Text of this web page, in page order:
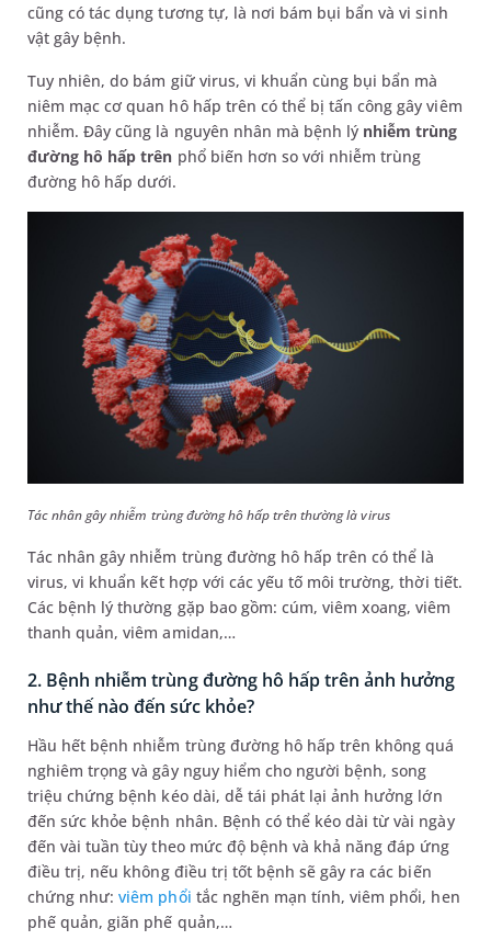
cũng có tác dụng tương tự, là nơi bám bụi bẩn và vi sinh
vật gây bệnh.
Tuy nhiên, do bám giữ virus, vi khuẩn cùng bụi bẩn mà
niêm mạc cơ quan hô hấp trên có thể bị tấn công gây viêm
nhiễm. Đây cũng là nguyên nhân mà bệnh lý nhiễm trùng
đường hô hấp trên phổ biến hơn so với nhiễm trùng
đường hô hấp dưới.
Tác nhân gây nhiễm trùng đường hô hấp trên thường là virus
Tác nhân gây nhiễm trùng đường hô hấp trên có thể là
virus, vi khuẩn kết hợp với các yếu tố môi trường, thời tiết.
Các bệnh lý thường gặp bao gồm: cúm, viêm xoang, viêm
thanh quản, viêm amidan,…
2. Bệnh nhiễm trùng đường hô hấp trên ảnh hưởng
như thế nào đến sức khỏe?
Hầu hết bệnh nhiễm trùng đường hô hấp trên không quá
nghiêm trọng và gây nguy hiểm cho người bệnh, song
triệu chứng bệnh kéo dài, dễ tái phát lại ảnh hưởng lớn
đến sức khỏe bệnh nhân. Bệnh có thể kéo dài từ vài ngày
đến vài tuần tùy theo mức độ bệnh và khả năng đáp ứng
điều trị, nếu không điều trị tốt bệnh sẽ gây ra các biến
chứng như:viêm phổi tắc nghẽn mạn tính, viêm phổi, hen
phế quản, giãn phế quản,…